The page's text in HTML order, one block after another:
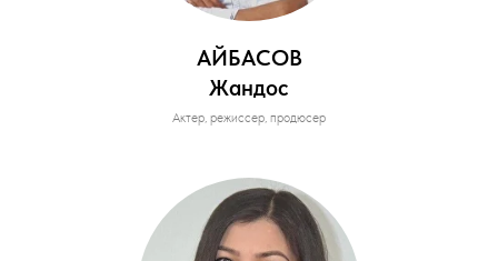
АЙБАСОВ
Жандос
Актер, режиссер, продюсер